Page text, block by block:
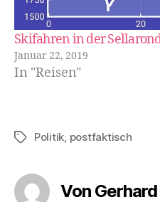
Skifahren in der
Januar 22, 2019
In "Reisen"
Schlagwörter
Politik postfaktisch
Von